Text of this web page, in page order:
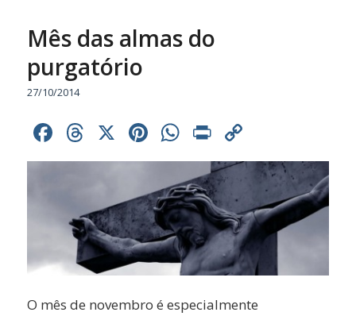
Mês das almas do
purgatório
27/10/2014
Facebook
Threads
X Pinterest
WhatsApp
Print
Link
O mês de novembro é especialmente